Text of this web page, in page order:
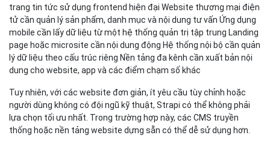
trang tin tức sử dụng frontend hiện đại Website thương mại điện
tử cần quản lý sản phẩm, danh mục và nội dung tư vấn Ứng dụng
mobile cần lấy dữ liệu từ một hệ thống quản trị tập trung Landing
page hoặc microsite cần nội dung động Hệ thống nội bộ cần quản
lý dữ liệu theo cấu trúc riêng Nền tảng đa kênh cần xuất bản nội
dung cho website, app và các điểm chạm số khác
Tuy nhiên, với các website đơn giản, ít yêu cầu tùy chỉnh hoặc
người dùng không có đội ngũ kỹ thuật, Strapi có thể không phải
lựa chọn tối ưu nhất. Trong trường hợp này, các CMS truyền
thống hoặc nền tảng website dựng sẵn có thể dễ sử dụng hơn.